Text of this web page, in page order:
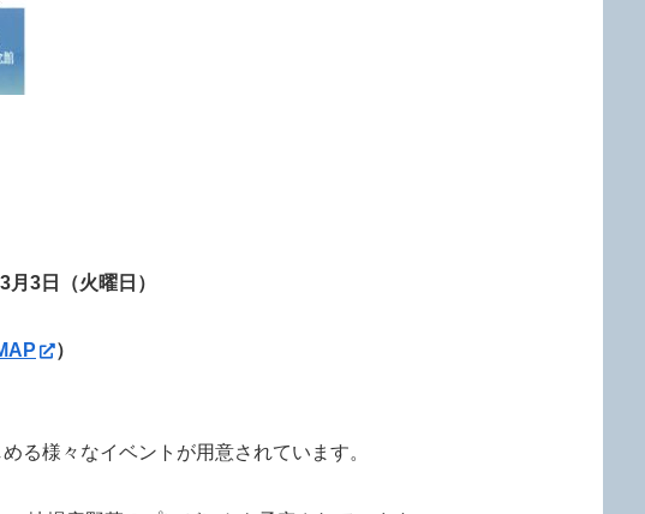
3日（火曜日）
）
る様々なイベントが用意されています。